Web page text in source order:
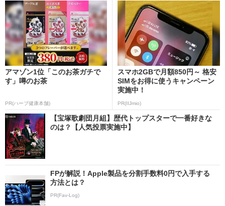
アマゾン1位「このお茶ガチで
す」噂のお茶
PR(ハーブ健康本舗)
スマホ2GBで月額850円～ 格安
SIMをお得に使うキャンペーン
実施中！
PR(IIJmio)
【宝塚歌劇団月組】歴代トップスターで一番好きな
のは？【人気投票実施中】
FPが解説！Apple製品を分割手数料0円で入手する
方法とは？
PR(Fav-Log)